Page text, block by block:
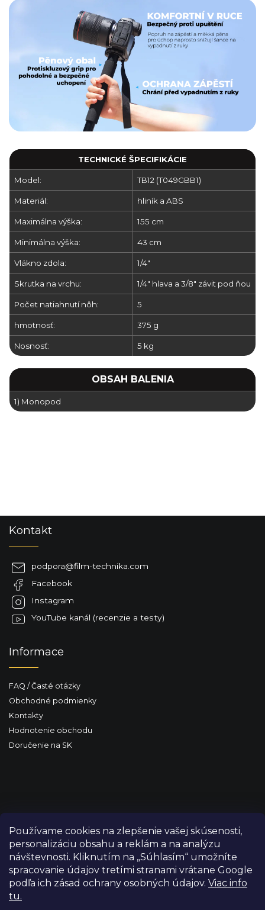
Používame cookies na zlepšenie vašej skúsenosti,
personalizáciu obsahu a reklám a na analýzu
návštevnosti. Kliknutím na „Súhlasím“ umožníte
spracovanie údajov tretími stranami vrátane Google
podľa ich zásad ochrany osobných údajov. Viac info
tu.
TECHNICKÉ ŠPECIFIKÁCIE
Model: TB12 (T049GBB1)
Materiál: hliník a ABS
Maximálna výška: 155 cm
Minimálna výška: 43 cm
Vlákno zdola: 1/4"
Skrutka na vrchu: 1/4" hlava a 3/8" závit pod ňou
Počet natiahnutí nôh: 5
hmotnosť: 375 g
Nosnosť: 5 kg
OBSAH BALENIA
1) Monopod
Kontakt
podpora@film-technika.com
Facebook
Instagram
YouTube kanál (recenzie a testy)
Informace
FAQ / Časté otázky
Obchodné podmienky
Kontakty
Hodnotenie obchodu
Doručenie na SK